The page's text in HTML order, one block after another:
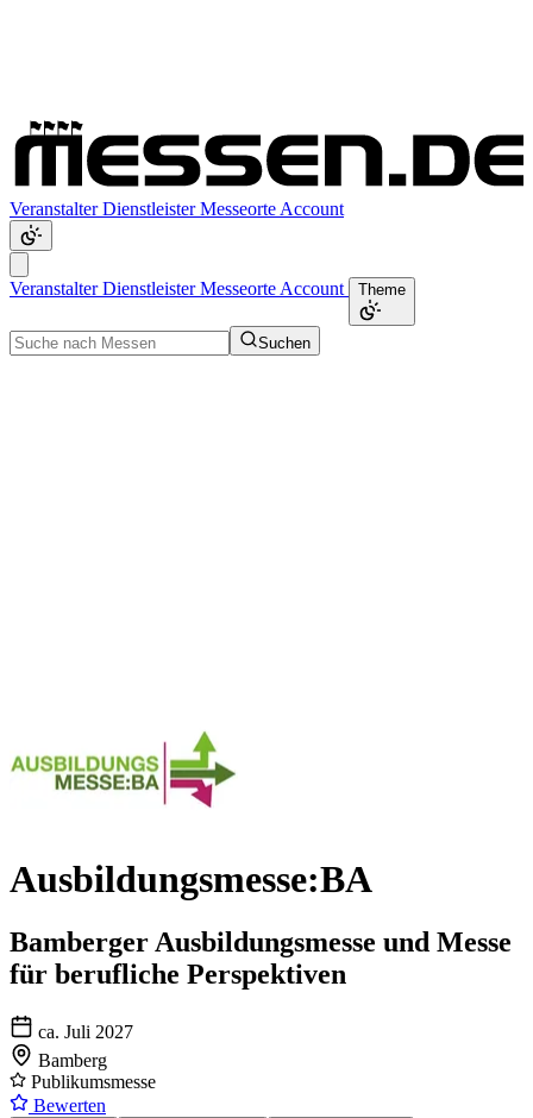
VeranstalterDienstleisterMesseorte Account
VeranstalterDienstleisterMesseorte Account Theme
Suchen
Ausbildungsmesse:BA
Bamberger Ausbildungsmesse und Messe
für berufliche Perspektiven
ca. Juli 2027
Bamberg
Publikumsmesse
Bewerten